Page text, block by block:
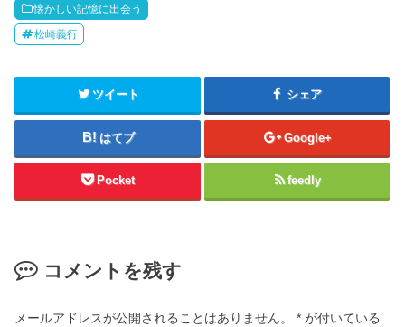
懐かしい記憶に出会う
松崎義行
ツイート シェア
はてブ Google+
Pocket feedly
コメントを残す
メールアドレスが公開されることはありません。 * が付いている